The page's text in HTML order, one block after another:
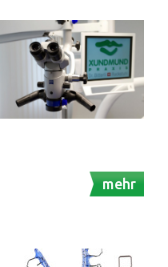
mehr